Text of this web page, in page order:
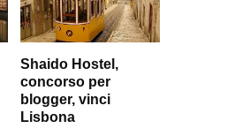
Shaido Hostel,
concorso per
blogger, vinci
Lisbona